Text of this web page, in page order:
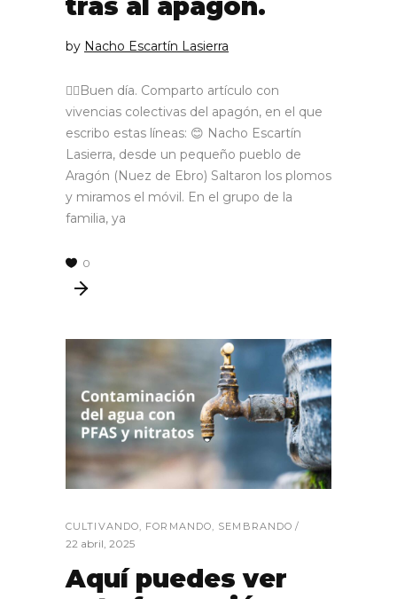
tras al apagón.
by Nacho Escartín Lasierra
🙋‍♂Buen día. Comparto artículo con
vivencias colectivas del apagón, en el que
escribo estas líneas: 😊 Nacho Escartín
Lasierra, desde un pequeño pueblo de
Aragón (Nuez de Ebro) Saltaron los plomos
y miramos el móvil. En el grupo de la
familia, ya
0
CULTIVANDO FORMANDO SEMBRANDO
22 abril, 2025
Aquí puedes ver